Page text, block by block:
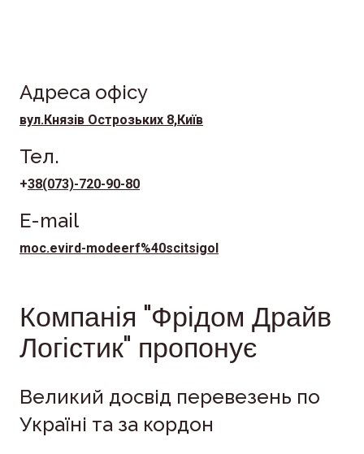
Адреса офісу
вул.Князів Острозьких 8,Київ
Тел.
+38(073)-720-90-80
E-mail
moc.evird-modeerf%40scitsigol
Компанія "Фрідом Драйв
Логістик" пропонує
Великий досвід перевезень по
Україні та за кордон